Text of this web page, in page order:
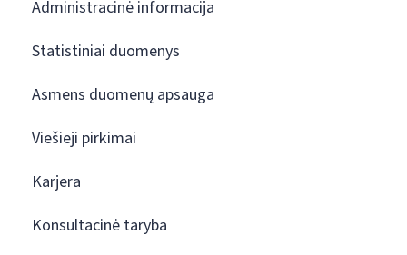
Administracinė informacija
Statistiniai duomenys
Asmens duomenų apsauga
Viešieji pirkimai
Karjera
Konsultacinė taryba